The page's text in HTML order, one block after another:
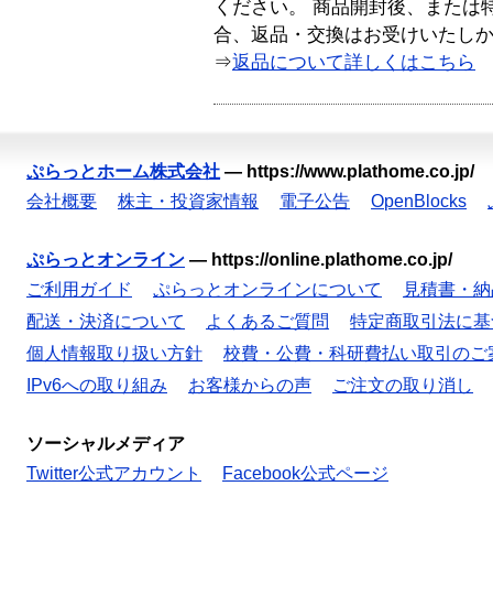
ください。 商品開封後、または
合、返品・交換はお受けいたし
⇒返品について詳しくはこちら
ぷらっとホーム株式会社 — https://www.plathome.co.jp/
会社概要
株主・投資家情報 電子公告 OpenBlocks
ぷらっとオンライン — https://online.plathome.co.jp/
ご利用ガイド
ぷらっとオンラインについて
見積書・
配送・決済について
よくあるご質問
特定商取引法に
個人情報取り扱い方針
校費・公費・科研費払い取引のご
IPv6への取り組み
お客様からの声 ご注文の取り消し
ソーシャルメディア
Twitter公式アカウント
Facebook公式ページ